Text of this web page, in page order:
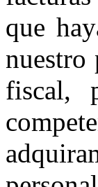
que
nuestro
fiscal,